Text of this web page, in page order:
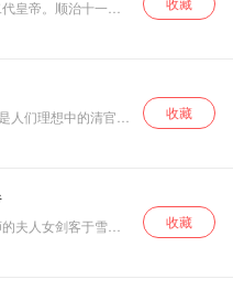
事的悲剧英雄。书
。一段落。由邵军
皇帝。顺治十一年
世祖顺治帝第三
位，时年八岁。他
今图书集成》、
《康熙字典》等。
畅春园，葬于清东
位六十一年，庙号
人们理想中的清官，
本名刘墉，清朝乾隆
官。本书讲述的是
事。 内容包括连成
铡，黄爱玉上坟，
圣旨被盗，刘墉被
隆和真假“罗锅儿”闹
皇帝下地牢等热闹
收藏
夫人女剑客于雪梅
宝剑——斩龙劈水锋
佐良，母子二人被
收藏